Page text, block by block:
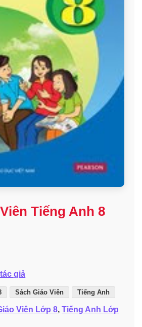
Tiếng Anh 8
giả
Sách Giáo Viên Tiếng Anh
Viên Lớp 8,Tiếng Anh Lớp